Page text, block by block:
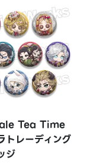
Tea Time
トレーディング
ジ